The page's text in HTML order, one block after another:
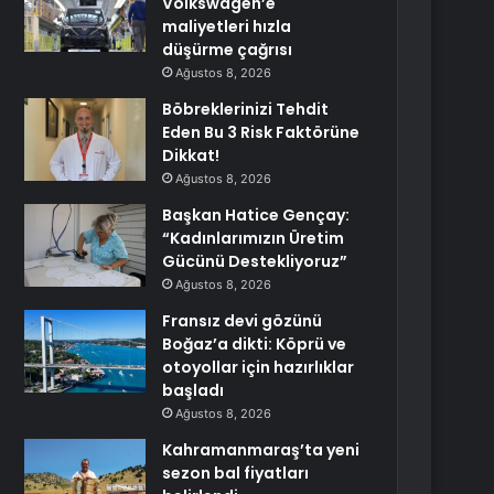
maliyetleri hızla
düşürme çağrısı
Ağustos 8, 2026
Böbreklerinizi Tehdit
Eden Bu 3 Risk Faktörüne
Dikkat!
Ağustos 8, 2026
Başkan Hatice Gençay:
“Kadınlarımızın Üretim
Gücünü Destekliyoruz”
Ağustos 8, 2026
Fransız devi gözünü
Boğaz’a dikti: Köprü ve
otoyollar için hazırlıklar
başladı
Ağustos 8, 2026
Kahramanmaraş’ta yeni
sezon bal fiyatları